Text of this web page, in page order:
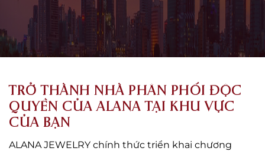
TRỞ THÀNH NHÀ PHÂN PHỐI ĐỘC
QUYỀN CỦA ALANA TẠI KHU VỰC
CỦA BẠN
ALANA JEWELRY chính thức triển khai chương